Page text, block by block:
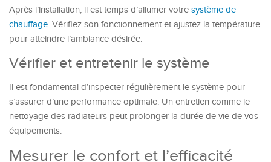
Après l’installation, il est temps d’allumer votre système de
chauffage. Vérifiez son fonctionnement et ajustez la température
pour atteindre l’ambiance désirée.
Vérifier et entretenir le système
Il est fondamental d’inspecter régulièrement le système pour
s’assurer d’une performance optimale. Un entretien comme le
nettoyage des radiateurs peut prolonger la durée de vie de vos
équipements.
Mesurer le confort et l’efficacité